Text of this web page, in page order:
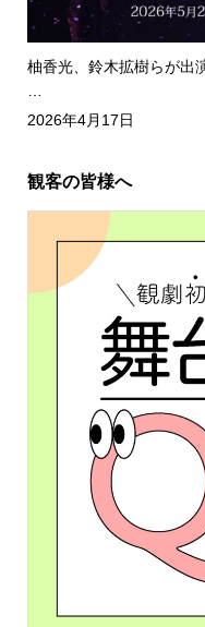
柚香光、鈴木拡樹らが出
2026年4月17日
観客の皆様へ